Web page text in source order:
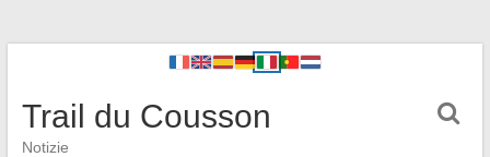
Trail du Cousson
Notizie